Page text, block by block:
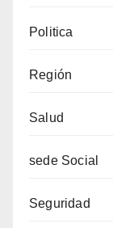
Politica
Región
Salud
sede Social
Seguridad